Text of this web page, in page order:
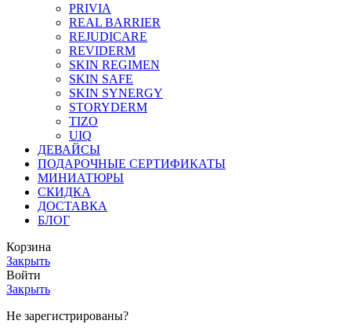
PRIVIA
REAL BARRIER
REJUDICARE
REVIDERM
SKIN REGIMEN
SKIN SAFE
SKIN SYNERGY
STORYDERM
TIZO
UIQ
ДЕВАЙСЫ
ПОДАРОЧНЫЕ СЕРТИФИКАТЫ
МИНИАТЮРЫ
СКИДКА
ДОСТАВКА
БЛОГ
Корзина
Закрыть
Войти
Закрыть
Не зарегистрированы?